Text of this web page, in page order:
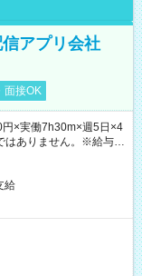
アプリ会社
面接OK
×実働7h30m×週5日×4
はありません。※給与即
給